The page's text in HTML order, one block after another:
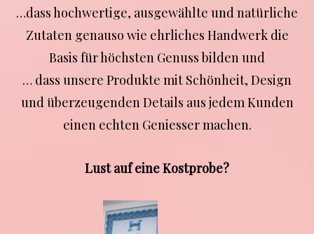
…dass hochwertige, ausgewählte und natürliche
Zutaten genauso wie ehrliches Handwerk die
Basis für höchsten Genuss bilden und
… dass unsere Produkte mit Schönheit, Design
und überzeugenden Details aus jedem Kunden
einen echten Geniesser machen.
Lust auf eine Kostprobe?